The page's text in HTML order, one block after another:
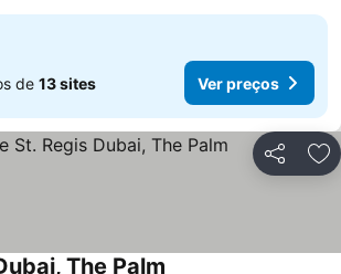
de 13 sites Ver preços
Partilhar
The Palm